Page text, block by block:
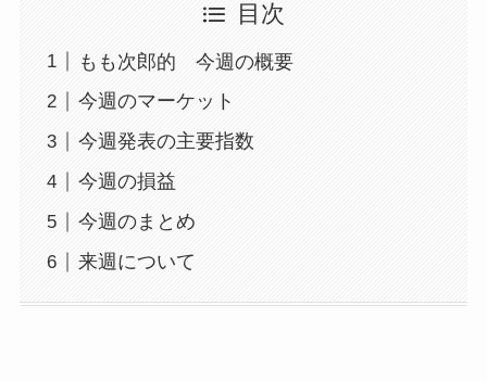
目次
もも次郎的 今週の概要
今週のマーケット
今週発表の主要指数
今週の損益
今週のまとめ
来週について